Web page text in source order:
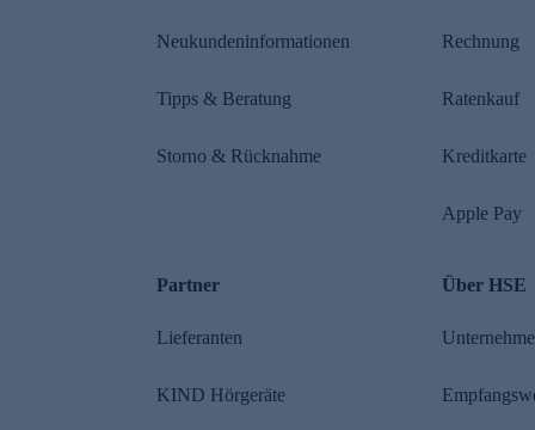
Neukundeninformationen
Tipps & Beratung
Storno & Rücknahme
Rechnung
Ratenkauf
Kreditkarte
Apple Pay
Partner
Lieferanten
KIND Hörgeräte
Über HSE